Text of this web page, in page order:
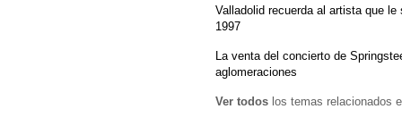
Valladolid recuerda al artista que
1997
La venta del concierto de
aglomeraciones
Ver todos los temas relacionados